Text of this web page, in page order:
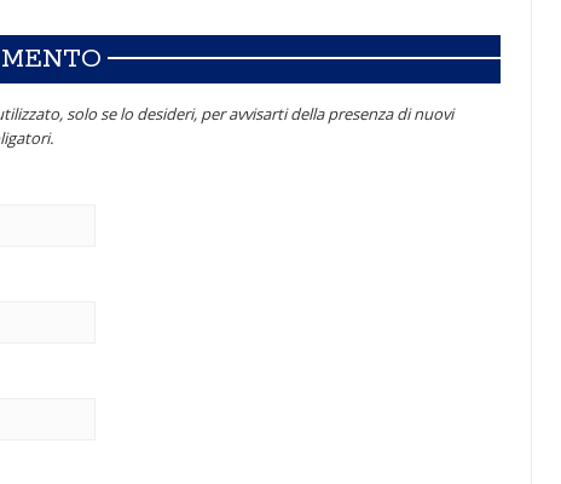
solo se lo desideri, per avvisarti della presenza di nuovi